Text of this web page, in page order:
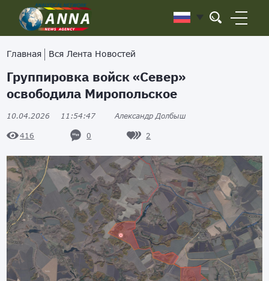
Главная Вся Лента Новостей
Группировка войск «Север»
освободила Миропольское
10.04.2026 11:54:47 Александр Долбыш
416 0 2